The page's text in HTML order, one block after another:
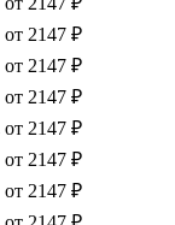
от 2147 ₽
от 2147 ₽
от 2147 ₽
от 2147 ₽
от 2147 ₽
от 2147 ₽